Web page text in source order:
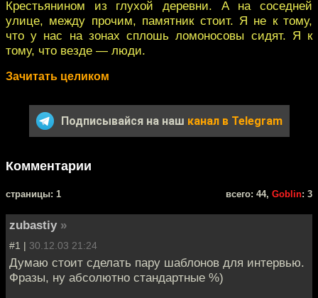
Крестьянином из глухой деревни. А на соседней
улице, между прочим, памятник стоит. Я не к тому,
что у нас на зонах сплошь ломоносовы сидят. Я к
тому, что везде — люди.
Зачитать целиком
Подписывайся на наш канал в Telegram
Комментарии
cтраницы: 1 всего: 44, Goblin: 3
zubastiy »
#1 | 30.12.03 21:24
Думаю стоит сделать пару шаблонов для интервью.
Фразы, ну абсолютно стандартные %)